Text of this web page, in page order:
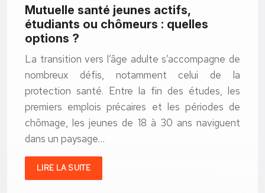
Mutuelle santé jeunes actifs,
étudiants ou chômeurs : quelles
options ?
La transition vers l’âge adulte s’accompagne de
nombreux défis, notamment celui de la
protection santé. Entre la fin des études, les
premiers emplois précaires et les périodes de
chômage, les jeunes de 18 à 30 ans naviguent
dans un paysage…
LIRE LA SUITE